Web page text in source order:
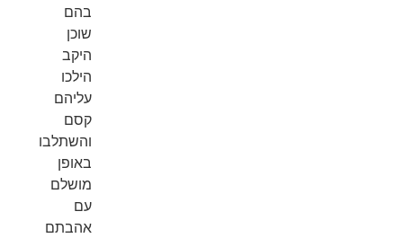
בהם
שוכן
היקב
הילכו
עליהם
קסם
והשתלבו
באופן
מושלם
עם
אהבתם